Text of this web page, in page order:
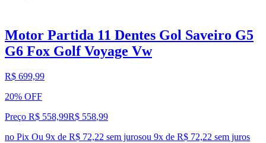
Motor Partida 11 Dentes Gol Saveiro G5
G6 Fox Golf Voyage Vw
R$ 699,99
20% OFF
Preço R$ 558,99R$ 558,99
no Pix Ou 9x de R$ 72,22 sem jurosou 9x de R$ 72,22 sem juros